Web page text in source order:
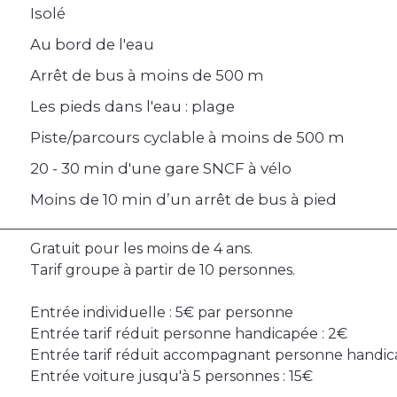
Isolé
Au bord de l'eau
Arrêt de bus à moins de 500 m
Les pieds dans l'eau : plage
Piste/parcours cyclable à moins de 500 m
20 - 30 min d'une gare SNCF à vélo
Moins de 10 min d’un arrêt de bus à pied
Gratuit pour les moins de 4 ans.
Tarif groupe à partir de 10 personnes.
Entrée individuelle : 5€ par personne
Entrée tarif réduit personne handicapée : 2€
Entrée tarif réduit accompagnant personne
Entrée voiture jusqu'à 5 personnes : 15€